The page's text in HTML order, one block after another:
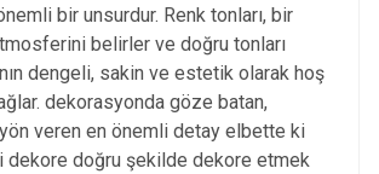
bir unsurdur. Renk tonları, bir
belirler ve doğru tonları
dengeli, sakin ve estetik olarak hoş
dekorasyonda göze batan,
yön veren en önemli detay elbette ki
dekore doğru şekilde dekore etmek